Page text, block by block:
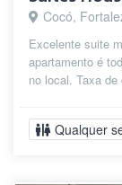
Cocó,
Excelente suite
apartamento é
no local. Taxa
Qualquer